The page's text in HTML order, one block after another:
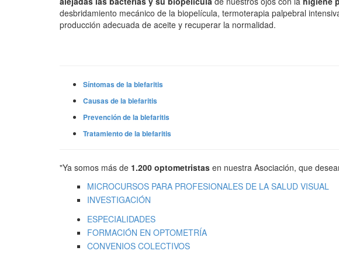
desbridamiento mecánico de la biopelícula, termoterapia palpebral
producción adecuada de aceite y recuperar la normalidad.
Síntomas de la blefaritis
Causas de la blefaritis
Prevención de la blefaritis
Tratamiento de la blefaritis
"Ya somos más de 1.200 optometristas en nuestra Asociación, que
MICROCURSOS PARA PROFESIONALES DE LA SALUD VISUAL
INVESTIGACIÓN
ESPECIALIDADES
FORMACIÓN EN OPTOMETRÍA
CONVENIOS COLECTIVOS